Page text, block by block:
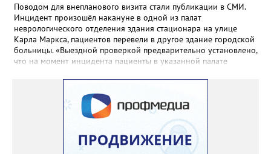
Поводом для внепланового визита стали публикации в СМИ.
Инцидент произошёл накануне в одной из палат
неврологического отделения здания стационара на улице
Карла Маркса, пациентов перевели в другое здание городской
больницы. «Выездной проверкой предварительно установлено,
что на момент инцидента пациенты в указанной палате
работ. Причиной отслоения отделочного слоя потолка в палате
явилось подтопление в результате протечки кровли», -
сообщили в региональной прокуратуре. В ходе проверки
прокуратурой города будет дана оценка исполнению
требований федерального законодательства ответственными
должностными лицами. При наличии оснований будут приняты
мер прокурорского реагирования.